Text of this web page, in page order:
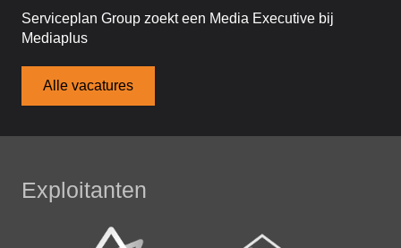
Serviceplan Group zoekt een Media Executive bij
Mediaplus
Alle vacatures
Exploitanten